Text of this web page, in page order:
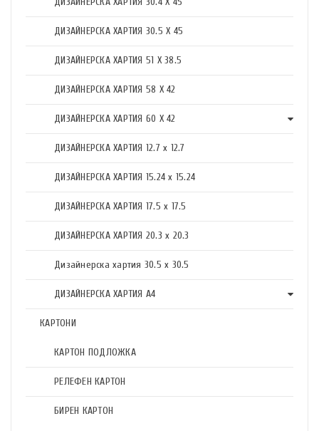
ДИЗАЙНЕРСКА ХАРТИЯ 30.5 X 45
ДИЗАЙНЕРСКА ХАРТИЯ 51 X 38.5
ДИЗАЙНЕРСКА ХАРТИЯ 58 X 42
ДИЗАЙНЕРСКА ХАРТИЯ 60 X 42
ДИЗАЙНЕРСКА ХАРТИЯ 12.7 x 12.7
ДИЗАЙНЕРСКА ХАРТИЯ 15.24 x 15.24
ДИЗАЙНЕРСКА ХАРТИЯ 17.5 х 17.5
ДИЗАЙНЕРСКА ХАРТИЯ 20.3 х 20.3
Дизайнерска хартия 30.5 х 30.5
ДИЗАЙНЕРСКА ХАРТИЯ А4
КАРТОНИ
КАРТОН ПОДЛОЖКА
РЕЛЕФЕН КАРТОН
БИРЕН КАРТОН